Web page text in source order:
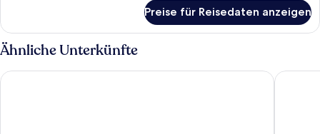
Preise für Reisedaten anzeigen
Ähnliche Unterkünfte
Eurostars Al-Ándalus Palace Hilton